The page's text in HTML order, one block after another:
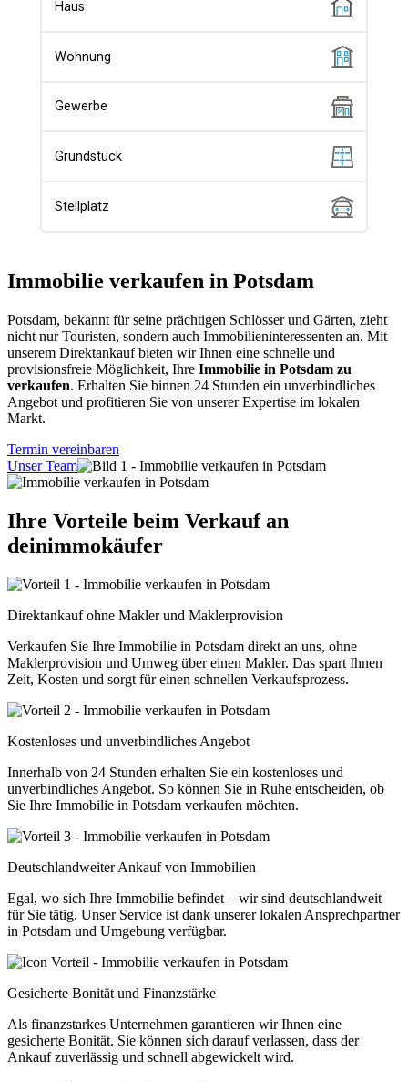
Immobilie verkaufen in Potsdam
Potsdam, bekannt für seine prächtigen Schlösser und Gärten, zieht
nicht nur Touristen, sondern auch Immobilieninteressenten an. Mit
unserem Direktankauf bieten wir Ihnen eine schnelle und
provisionsfreie Möglichkeit, Ihre Immobilie in Potsdam zu
verkaufen. Erhalten Sie binnen 24 Stunden ein unverbindliches
Angebot und profitieren Sie von unserer Expertise im lokalen
Markt.
Termin vereinbaren
Unser Team
Ihre Vorteile beim Verkauf an
deinimmokäufer
Direktankauf ohne Makler und Maklerprovision
Verkaufen Sie Ihre Immobilie in Potsdam direkt an uns, ohne
Maklerprovision und Umweg über einen Makler. Das spart Ihnen
Zeit, Kosten und sorgt für einen schnellen Verkaufsprozess.
Kostenloses und unverbindliches Angebot
Innerhalb von 24 Stunden erhalten Sie ein kostenloses und
unverbindliches Angebot. So können Sie in Ruhe entscheiden, ob
Sie Ihre Immobilie in Potsdam verkaufen möchten.
Deutschlandweiter Ankauf von Immobilien
Egal, wo sich Ihre Immobilie befindet – wir sind deutschlandweit
für Sie tätig. Unser Service ist dank unserer lokalen Ansprechpartner
in Potsdam und Umgebung verfügbar.
Gesicherte Bonität und Finanzstärke
Als finanzstarkes Unternehmen garantieren wir Ihnen eine
gesicherte Bonität. Sie können sich darauf verlassen, dass der
Ankauf zuverlässig und schnell abgewickelt wird.